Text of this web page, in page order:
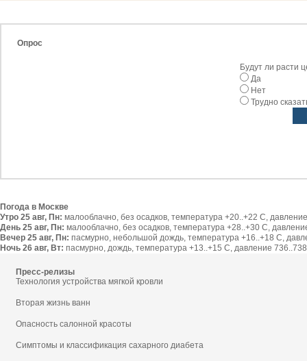
Опрос
Будут ли расти
Да
Нет
Трудно
Погода в Москве
Утро 25 авг, Пн: малооблачно, без осадков, температура +20..+22 С,
День 25 авг, Пн: малооблачно, без осадков, температура +28..+30 С,
Вечер 25 авг, Пн: пасмурно, небольшой дождь, температура +16..+18 С,
Ночь 26 авг, Вт: пасмурно, дождь, температура +13..+15 С, давление
Пресс-релизы
Технология устройства мягкой кровли
Вторая жизнь ванн
Опасность салонной красоты
Симптомы и классификация сахарного диабета